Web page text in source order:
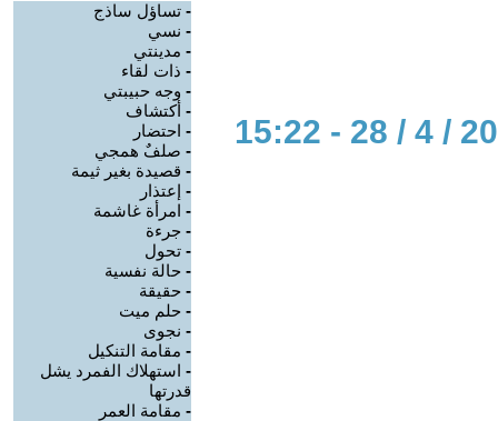
- تساؤل ساذج
- نسي
- مدينتي
- ذات لقاء
- وجه حبيبتي
- أكتشاف
- احتضار
- صلفٌ همجي
- قصيدة بغير ثيمة
- إعتذار
- امرأة غاشمة
- جرءة
- تحول
- حالة نفسية
- حقيقة
- حلم ميت
- نجوى
- مقامة التنكيل
- استهلاك الفمرد يشل
قدرتها
- مقامة العمر